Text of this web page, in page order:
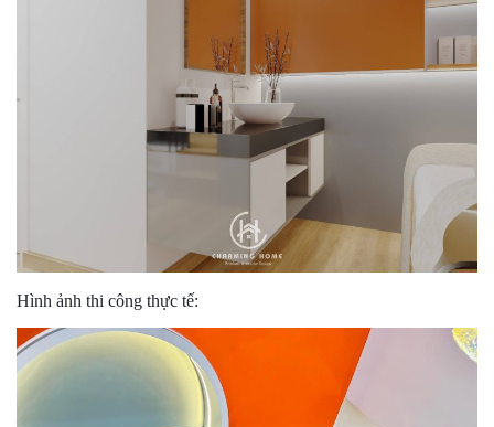
Hình ảnh thi công thực tế: